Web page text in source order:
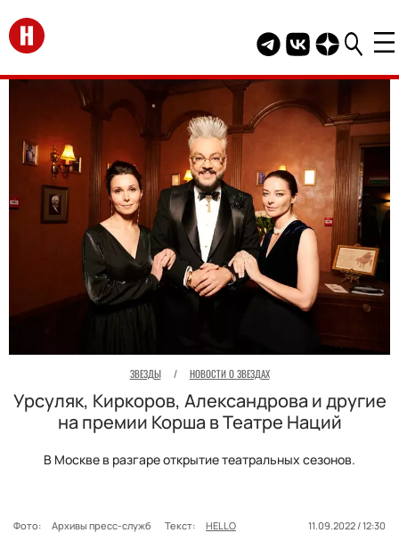
Перейти на главную
Telegram канал
Группа HELLO
Канал
ЗВЕЗДЫ / НОВОСТИ О ЗВЕЗДАХ
Урсуляк, Киркоров, Александрова и другие
на премии Корша в Театре Наций
В Москве в разгаре открытие театральных сезонов.
Фото: Архивы пресс-служб Текст: HELLO
11.09.2022 / 12:30